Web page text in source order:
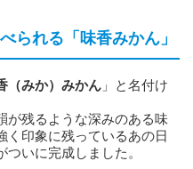
られる「味香みかん」
（みか）みかん 」と名付け
が残るような深みのある味
く印象に残っているあの日
いに完成しました。